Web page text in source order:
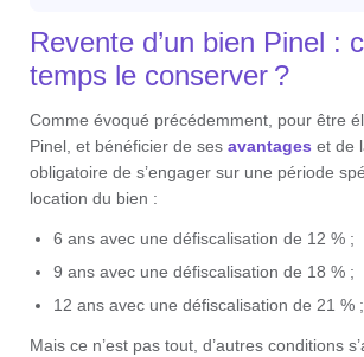
Revente d’un bien Pinel :
temps le conserver ?
Comme évoqué précédemment, pour être
Pinel, et bénéficier de ses avantages et de
obligatoire de s’engager sur une période
location du bien :
6 ans avec une défiscalisation de 12 % ;
9 ans avec une défiscalisation de 18 % ;
12 ans avec une défiscalisation de 21 % ;
Mais ce n’est pas tout, d’autres conditions